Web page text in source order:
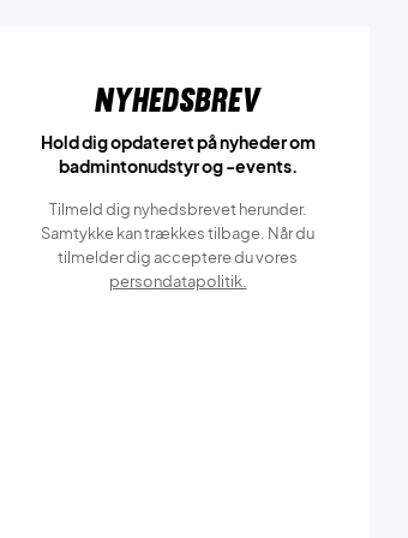
Nyhedsbrev
Hold dig opdateret på nyheder om
badmintonudstyr og -events.
Tilmeld dig nyhedsbrevet herunder.
Samtykke kan trækkes tilbage. Når du
tilmelder dig acceptere du vores
persondatapolitik.